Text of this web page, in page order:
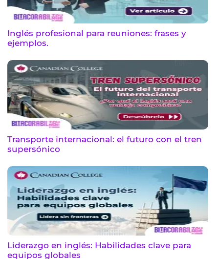
Inglés profesional para reuniones: frases y
ejemplos.
Transporte internacional: el futuro con el tren
supersónico
Liderazgo en inglés: Habilidades clave para
equipos globales